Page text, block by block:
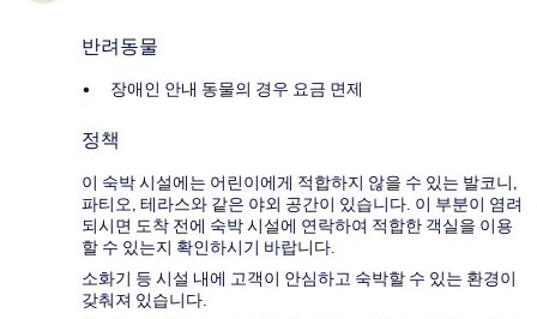
반려동물
장애인 안내 동물의 경우 요금 면제
정책
이 숙박 시설에는 어린이에게 적합하지 않을 수 있는 발코니,
파티오, 테라스와 같은 야외 공간이 있습니다. 이 부분이 염려
되시면 도착 전에 숙박 시설에 연락하여 적합한 객실을 이용
할 수 있는지 확인하시기 바랍니다.
소화기 등 시설 내에 고객이 안심하고 숙박할 수 있는 환경이
갖춰져 있습니다.